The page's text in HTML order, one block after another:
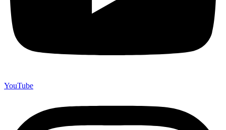
YouTube